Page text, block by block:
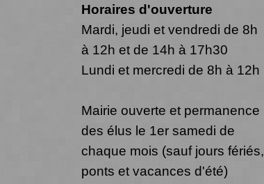
Horaires d'ouverture
Mardi, jeudi et vendredi de 8h
à 12h et de 14h à 17h30
Lundi et mercredi de 8h à 12h
Mairie ouverte et permanence
des élus le 1er samedi de
chaque mois (sauf jours fériés,
ponts et vacances d'été)